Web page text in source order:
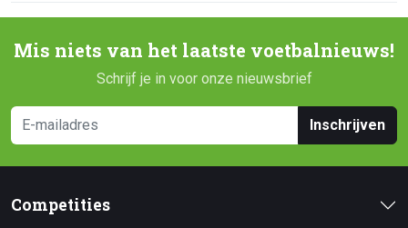
Mis niets van het laatste voetbalnieuws!
Schrijf je in voor onze nieuwsbrief
Inschrijven
Competities